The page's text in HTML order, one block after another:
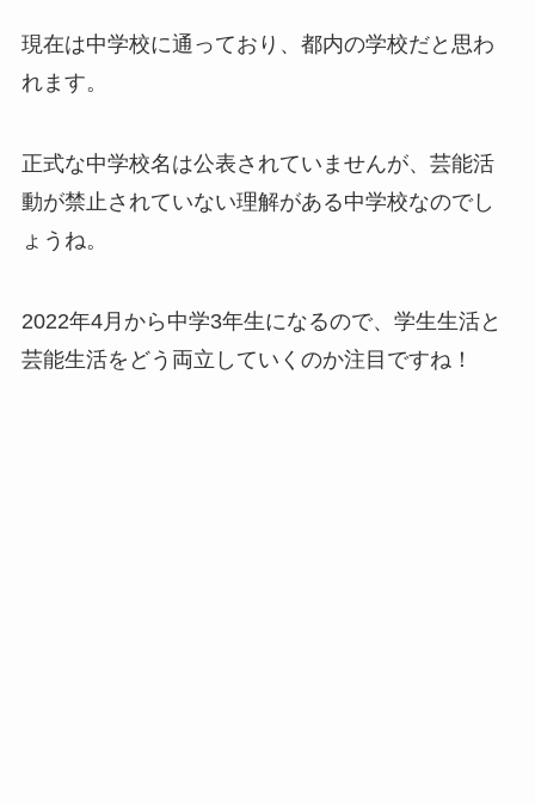
現在は中学校に通っており、都内の学校だと思わ
れます。
正式な中学校名は公表されていませんが、芸能活
動が禁止されていない理解がある中学校なのでし
ょうね。
2022年4月から中学3年生になるので、学生生活と
芸能生活をどう両立していくのか注目ですね！